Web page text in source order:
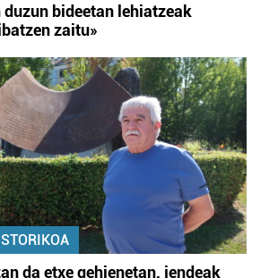
duzun bideetan lehiatzeak
zaitu»
da etxe gehienetan, jendeak